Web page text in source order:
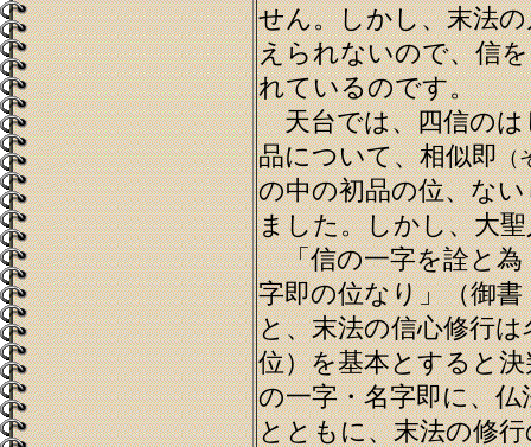
せん。しかし、末法
えられないので、信
れているのです。
天台では、四信のは
品について、相似即（
の中の初品の位、ない
ました。しかし、大
「信の一字を詮と為
字即の位なり」（御
と、末法の信心修行
位）を基本とすると
の一字・名字即に、
とともに、末法の修行